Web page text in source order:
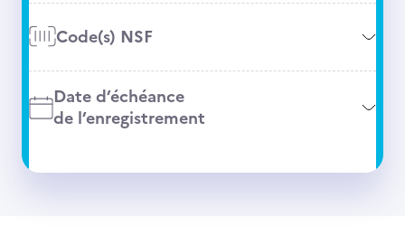
Code(s) NSF
Date d’échéance
de l’enregistrement